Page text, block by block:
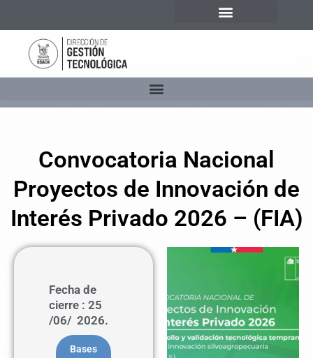
Convocatoria Nacional
Proyectos de Innovación de
Interés Privado 2026 – (FIA)
Fecha de
cierre : 25
/06/ 2026.
Bases